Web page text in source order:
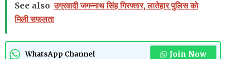
See also उग्रवादी जगन्नाथ सिंह गिरफ्तार, लातेहार पुलिस को
मिली सफलता
WhatsApp Channel Join Now